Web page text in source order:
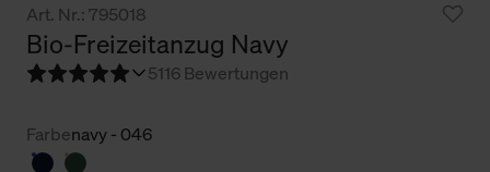
Art. Nr.: 795018
Bio-Freizeitanzug Navy
5116 Bewertungen
Farbenavy - 046